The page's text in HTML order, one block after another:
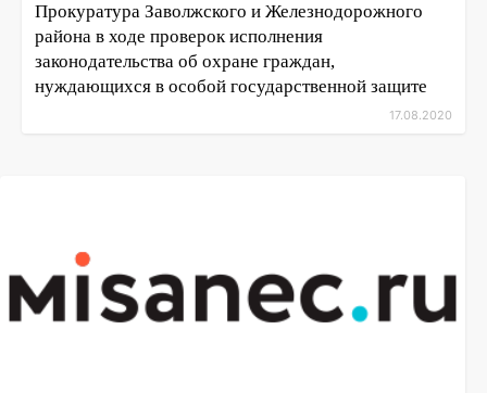
Прокуратура Заволжского и Железнодорожного
района в ходе проверок исполнения
законодательства об охране граждан,
нуждающихся в особой государственной защите
17.08.2020